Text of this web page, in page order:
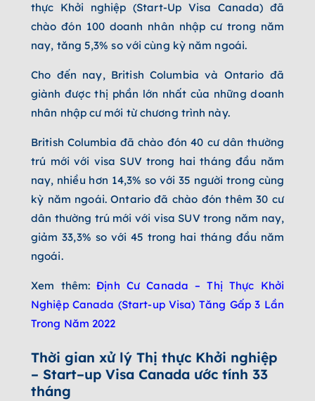
thực Khởi nghiệp (Start-Up Visa Canada) đã
chào đón 100 doanh nhân nhập cư trong năm
nay, tăng 5,3% so với cùng kỳ năm ngoái.
Cho đến nay, British Columbia và Ontario đã
giành được thị phần lớn nhất của những doanh
nhân nhập cư mới từ chương trình này.
British Columbia đã chào đón 40 cư dân thường
trú mới với visa SUV trong hai tháng đầu năm
nay, nhiều hơn 14,3% so với 35 người trong cùng
kỳ năm ngoái. Ontario đã chào đón thêm 30 cư
dân thường trú mới với visa SUV trong năm nay,
giảm 33,3% so với 45 trong hai tháng đầu năm
ngoái.
Xem thêm: Định Cư Canada – Thị Thực Khởi
Nghiệp Canada (Start-up Visa) Tăng Gấp 3 Lần
Trong Năm 2022
Thời gian xử lý Thị thực Khởi nghiệp
– Start–up Visa Canada ước tính 33
tháng